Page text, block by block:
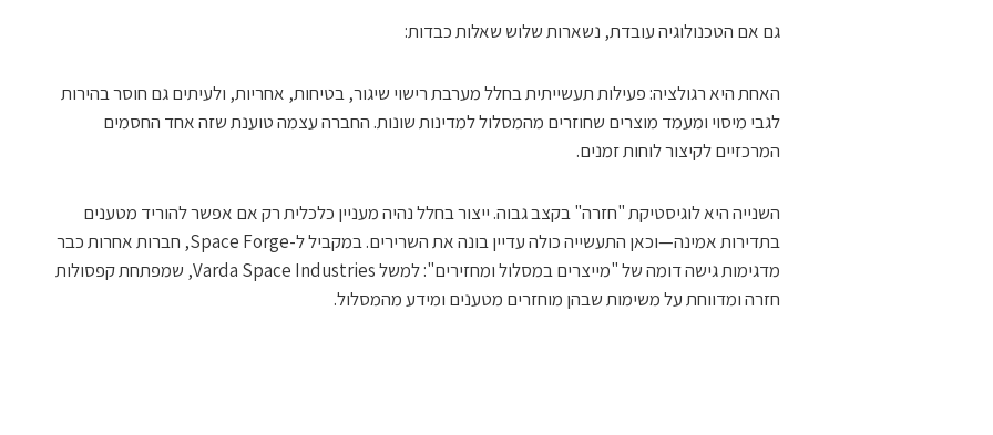
גם אם הטכנולוגיה עובדת, נשארות שלוש שאלות כבדות:
האחת היא רגולציה: פעילות תעשייתית בחלל מערבת רישוי שיגור, בטיחות, אחריות, ולעיתים גם חוסר בהירות
לגבי מיסוי ומעמד מוצרים שחוזרים מהמסלול למדינות שונות. החברה עצמה טוענת שזה אחד החסמים
המרכזיים לקיצור לוחות זמנים.
השנייה היא לוגיסטיקת "חזרה" בקצב גבוה. ייצור בחלל נהיה מעניין כלכלית רק אם אפשר להוריד מטענים
בתדירות אמינה—וכאן התעשייה כולה עדיין בונה את השרירים. במקביל ל-Space Forge, חברות אחרות כבר
מדגימות גישה דומה של "מייצרים במסלול ומחזירים": למשל Varda Space Industries, שמפתחת קפסולות
חזרה ומדווחת על משימות שבהן מוחזרים מטענים ומידע מהמסלול.